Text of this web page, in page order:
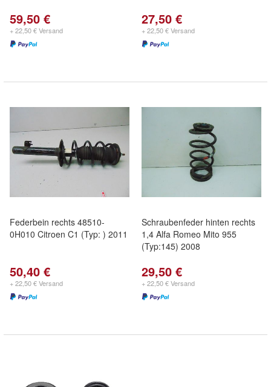
59,50 €
+ 22,50 € Versand
27,50 €
+ 22,50 € Versand
Federbein rechts 48510-
0H010 Citroen C1 (Typ: ) 2011
50,40 €
+ 22,50 € Versand
Schraubenfeder hinten rechts
1,4 Alfa Romeo Mito 955
(Typ:145) 2008
29,50 €
+ 22,50 € Versand